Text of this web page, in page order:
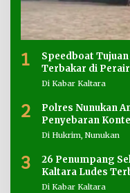
1
Speedboat
Terbakar di
Di Kabar Kaltara
2
Polres Nunukan
Penyebaran
Di Hukrim, Nunukan
3
26 Penumpang
Kaltara Ludes
Di Kabar Kaltara